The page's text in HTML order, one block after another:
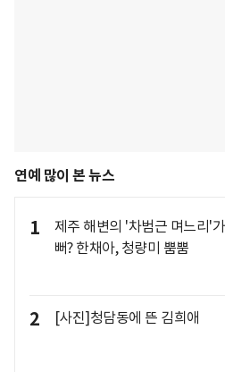
연예 많이 본 뉴스
1
제주 해변의 '차범근 며느리'
뻐? 한채아, 청량미 뿜뿜
2 [사진]청담동에 뜬 김희애